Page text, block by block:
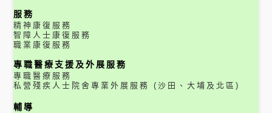
服務
精神康復服務
智障人士康復服務
職業康復服務
專職醫療支援及外展服務
專職醫療服務
私營殘疾人士院舍專業外展服務 (沙田、大埔及北區)
輔導